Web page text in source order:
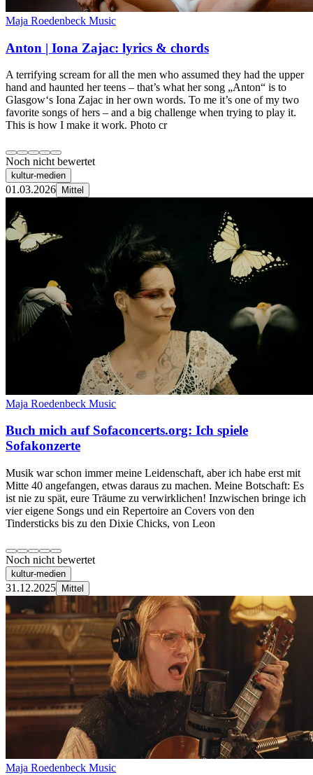
Maja Roedenbeck Music
Anton | Iona Zajac: lyrics & chords
A terrifying scream for all the men who assumed they had the upper
hand and haunted her teens – that’s what her song „Anton“ is to
Glasgow‘s Iona Zajac in her own words. To me it’s one of my two
favorite songs of hers – and a big challenge when trying to play it.
This is how I make it work. Photo cr
Noch nicht bewertet
kultur-medien
01.03.2026 Mittel
Maja Roedenbeck Music
Buch mich auf Sofaconcerts.org: Ich spiele
Sofakonzerte
Musik war schon immer meine Leidenschaft, aber ich habe erst mit
Mitte 40 angefangen, etwas daraus zu machen. Meine Botschaft: Es
ist nie zu spät, eure Träume zu verwirklichen! Inzwischen bringe ich
vier eigene Songs und ein Repertoire an Covers von den
Tindersticks bis zu den Dixie Chicks, von Leon
Noch nicht bewertet
kultur-medien
31.12.2025 Mittel
Maja Roedenbeck Music